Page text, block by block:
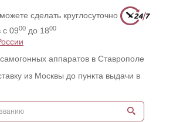
сделать круглосуточно
с 0900 до 1800
аппаратов в Ставрополе
из Москвы до пункта выдачи в